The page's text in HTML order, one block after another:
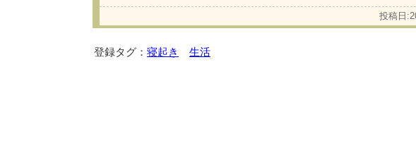
投稿日
登録タグ： 寝起き 生活